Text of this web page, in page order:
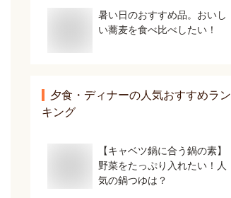
暑い日のおすすめ品。おいし
い蕎麦を食べ比べしたい！
夕食・ディナーの人気おすすめラン
キング
【キャベツ鍋に合う鍋の素】
野菜をたっぷり入れたい！人
気の鍋つゆは？